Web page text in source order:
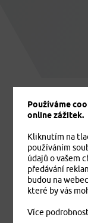
Používáme
online zážitek.
Kliknutím na
používáním
údajů o vašem
předávání
budou na
které by vás
Více